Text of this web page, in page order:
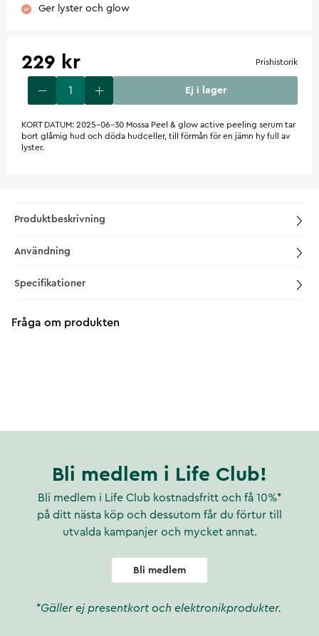
Ger lyster och glow
229 kr Prishistorik
Ej i lager
KORT DATUM: 2025-06-30 Mossa Peel & glow active peeling serum tar
bort glåmig hud och döda hudceller, till förmån för en jämn hy full av
lyster.
Produktbeskrivning
Användning
Specifikationer
Fråga om produkten
Bli medlem i Life Club!
Bli medlem i Life Club kostnadsfritt och få 10%*
på ditt nästa köp och dessutom får du förtur till
utvalda kampanjer och mycket annat.
Bli medlem
*Gäller ej presentkort och elektronikprodukter.